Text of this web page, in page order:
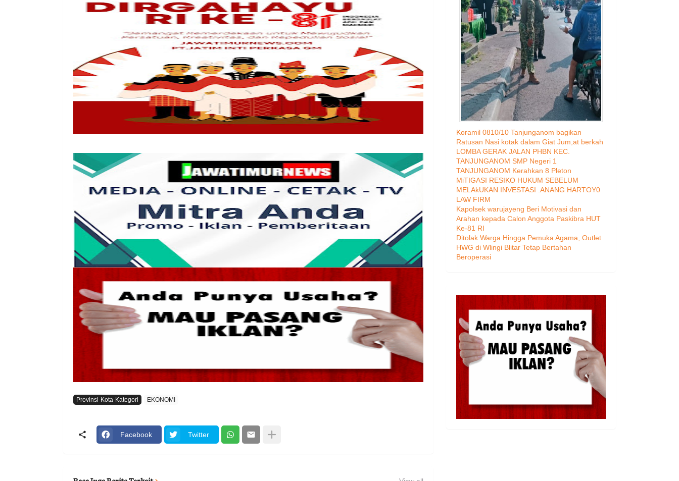
Provinsi-Kota-Kategori EKONOMI
Facebook Twitter
Koramil 0810/10 Tanjunganom bagikan
Ratusan Nasi kotak dalam Giat Jum,at berkah
LOMBA GERAK JALAN PHBN KEC.
TANJUNGANOM SMP Negeri 1
TANJUNGANOM Kerahkan 8 Pleton
MiTIGASI RESIKO HUKUM SEBELUM
MELAkUKAN INVESTASI .ANANG HARTOY0
LAW FIRM
Kapolsek warujayeng Beri Motivasi dan
Arahan kepada Calon Anggota Paskibra HUT
Ke-81 RI
Ditolak Warga Hingga Pemuka Agama, Outlet
HWG di Wlingi Blitar Tetap Bertahan
Beroperasi